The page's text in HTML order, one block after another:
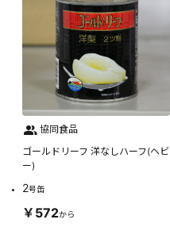
協同食品
ゴールドリーフ 洋なしハーフ(ヘビ
ー)
2号缶
￥572から